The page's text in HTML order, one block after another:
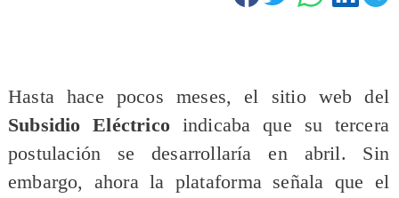
Hasta hace pocos meses, el sitio web del
Subsidio Eléctrico indicaba que su tercera
postulación se desarrollaría en abril. Sin
embargo, ahora la plataforma señala que el